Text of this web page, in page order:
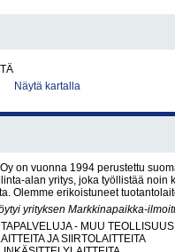
Näytä kartalla
on vuonna 1994 perustettu
alan yritys, joka työllistää noin
Olemme erikoistuneet
yrityksen Markkinapaikka-
- MUU TEOLLISUUS
JA SIIRTOLAITTEITA